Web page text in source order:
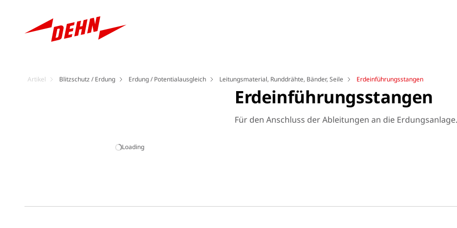
Artikel Blitzschutz / Erdung Erdung / Potentialausgleich Leitungsmaterial, Runddrähte, Bänder, Seile Erdeinführungsstangen
Loading
Erdeinführungsstangen
Für den Anschluss der Ableitungen an die Erdungsanlage.